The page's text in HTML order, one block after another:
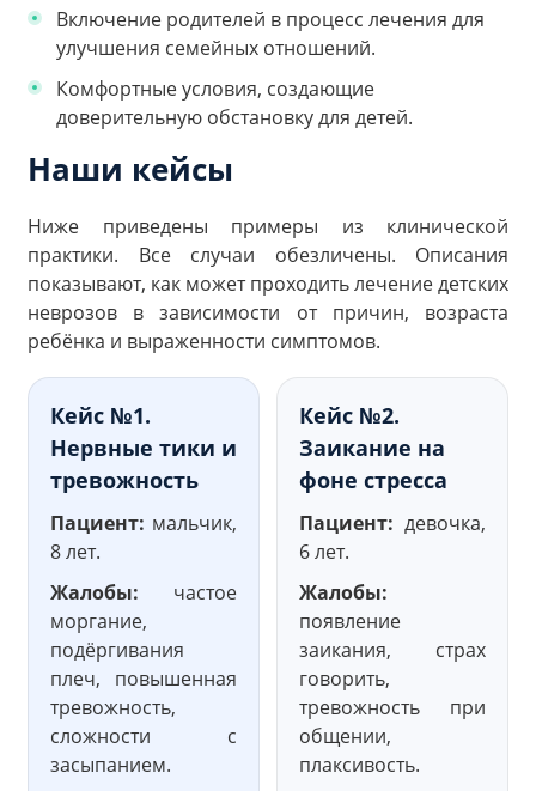
Включение родителей в процесс лечения для
улучшения семейных отношений.
Комфортные условия, создающие
доверительную обстановку для детей.
Наши кейсы
Ниже приведены примеры из клинической
практики. Все случаи обезличены. Описания
показывают, как может проходить лечение детских
неврозов в зависимости от причин, возраста
ребёнка и выраженности симптомов.
Кейс №1.
Нервные тики и
тревожность
Пациент: мальчик,
8 лет.
Жалобы: частое
моргание,
подёргивания
плеч, повышенная
тревожность,
сложности с
засыпанием.
Кейс №2.
Заикание на
фоне стресса
Пациент: девочка,
6 лет.
Жалобы:
появление
заикания, страх
говорить,
тревожность при
общении,
плаксивость.